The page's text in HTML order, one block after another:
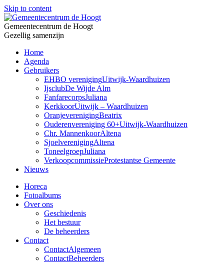
Skip to content
Gemeentecentrum de Hoogt
Gezellig samenzijn
Home
Agenda
Gebruikers
EHBO verenigingUitwijk-Waardhuizen
IjsclubDe Wijde Alm
FanfarecorpsJuliana
KerkkoorUitwijk – Waardhuizen
OranjeverenigingBeatrix
Ouderenvereniging 60+Uitwijk-Waardhuizen
Chr. MannenkoorAltena
SjoelverenigingAltena
ToneelgroepJuliana
VerkoopcommissieProtestantse Gemeente
Nieuws
Horeca
Fotoalbums
Over ons
Geschiedenis
Het bestuur
De beheerders
Contact
ContactAlgemeen
ContactBeheerders